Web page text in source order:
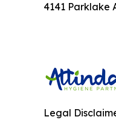
4141 Parklake
Legal